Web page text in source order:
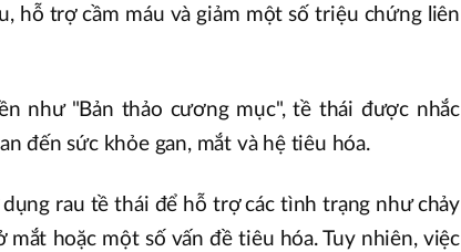
hỗ trợ cầm máu và giảm một số triệu chứng liên
như "Bản thảo cương mục", tề thái được nhắc
đến sức khỏe gan, mắt và hệ tiêu hóa.
rau tề thái để hỗ trợ các tình trạng như chảy
mắt hoặc một số vấn đề tiêu hóa. Tuy nhiên, việc